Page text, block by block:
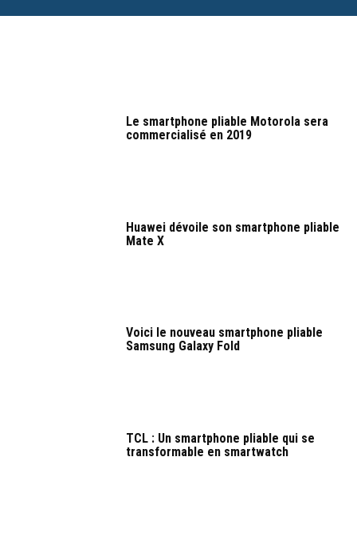
Le smartphone pliable Motorola sera
commercialisé en 2019
Huawei dévoile son smartphone pliable
Mate X
Voici le nouveau smartphone pliable
Samsung Galaxy Fold
TCL : Un smartphone pliable qui se
transformable en smartwatch